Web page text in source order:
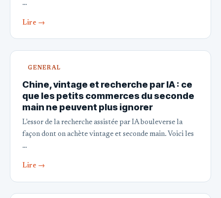
…
Lire →
GENERAL
Chine, vintage et recherche par IA : ce
que les petits commerces du seconde
main ne peuvent plus ignorer
L'essor de la recherche assistée par IA bouleverse la
façon dont on achète vintage et seconde main. Voici les
…
Lire →